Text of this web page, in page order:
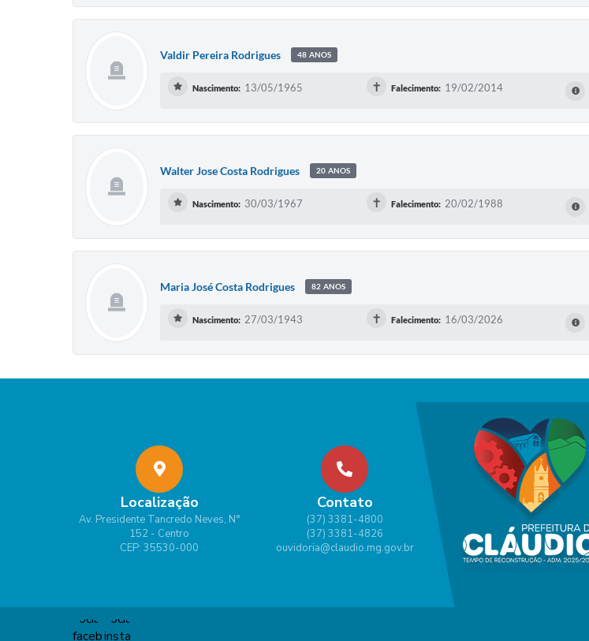
Valdir Pereira Rodrigues 48 ANOS
Nascimento: 13/05/1965 ✝ Falecimento: 19/02/2014
Walter Jose Costa Rodrigues 20 ANOS
Nascimento: 30/03/1967 ✝ Falecimento: 20/02/1988
Maria José Costa Rodrigues 82 ANOS
Nascimento: 27/03/1943 ✝ Falecimento: 16/03/2026
Localização
Av. Presidente Tancredo Neves, N°
152 - Centro
CEP: 35530-000
Contato
(37) 3381-4800
(37) 3381-4826
ouvidoria@claudio.mg.gov.br